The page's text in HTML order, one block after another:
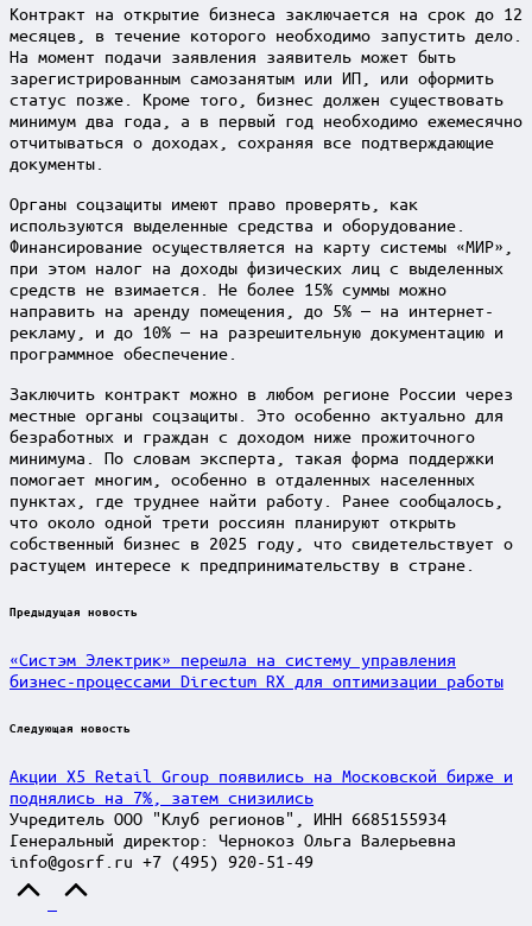
Контракт на открытие бизнеса заключается на срок до 12
месяцев, в течение которого необходимо запустить дело.
На момент подачи заявления заявитель может быть
зарегистрированным самозанятым или ИП, или оформить
статус позже. Кроме того, бизнес должен существовать
минимум два года, а в первый год необходимо ежемесячно
отчитываться о доходах, сохраняя все подтверждающие
документы.
Органы соцзащиты имеют право проверять, как
используются выделенные средства и оборудование.
Финансирование осуществляется на карту системы «МИР»,
при этом налог на доходы физических лиц с выделенных
средств не взимается. Не более 15% суммы можно
направить на аренду помещения, до 5% — на интернет-
рекламу, и до 10% — на разрешительную документацию и
программное обеспечение.
Заключить контракт можно в любом регионе России через
местные органы соцзащиты. Это особенно актуально для
безработных и граждан с доходом ниже прожиточного
минимума. По словам эксперта, такая форма поддержки
помогает многим, особенно в отдаленных населенных
пунктах, где труднее найти работу. Ранее сообщалось,
что около одной трети россиян планируют открыть
собственный бизнес в 2025 году, что свидетельствует о
растущем интересе к предпринимательству в стране.
Post
Предыдущая новость
«Систэм Электрик» перешла на систему управления
бизнес-процессами Directum RX для оптимизации работы
Следующая новость
Акции X5 Retail Group появились на Московской бирже и
поднялись на 7%, затем снизились
Учредитель ООО "Клуб регионов", ИНН 6685155934
Генеральный директор: Чернокоз Ольга Валерьевна
info@gosrf.ru +7 (495) 920-51-49